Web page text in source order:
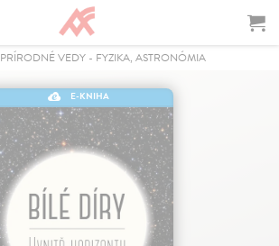
PRÍRODNÉ VEDY - FYZIKA, ASTRONÓMIA
E-KNIHA